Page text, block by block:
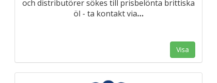
och distributörer sökes till prisbelönta brittiska
öl - ta kontakt via…
Visa